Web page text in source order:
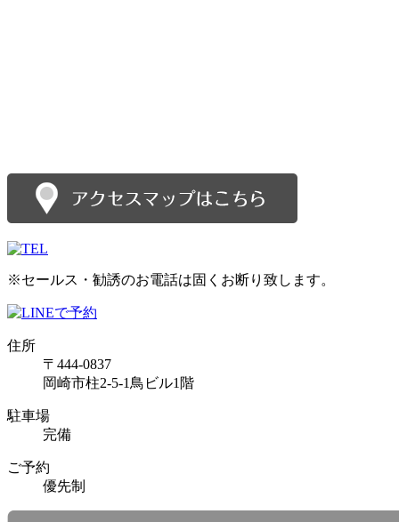
※セールス・勧誘のお電話は固くお断り致します。
住所
〒444-0837
岡崎市柱2-5-1鳥ビル1階
駐車場
完備
ご予約
優先制